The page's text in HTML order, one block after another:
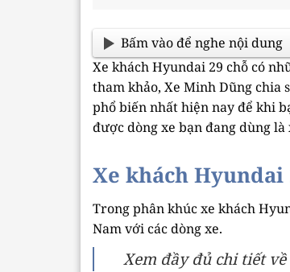
Bấm vào để nghe nội dung
Xe khách Hyundai 29 chỗ có
tham khảo, Xe Minh Dũng chia
phổ biến nhất hiện nay để khi
được dòng xe bạn đang dùng là
Xe khách Hyundai
Trong phân khúc xe khách
Nam với các dòng xe.
Xem đầy đủ chi tiết về